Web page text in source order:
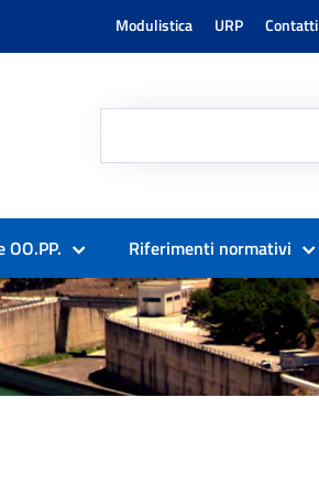
Modulistica URP Contatti
Riferimenti normativi